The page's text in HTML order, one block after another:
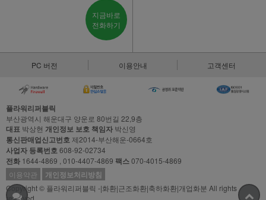
지금바로
전화하기
PC 버전 이용안내 고객센터
플라워리퍼블릭
부산광역시 해운대구 양운로 80번길 22,9층
대표 박상현 개인정보 보호 책임자 박신영
통신판매업신고번호제2014-부산해운-0664호
사업자 등록번호608-92-02734
전화 1644-4869 , 010-4407-4869 팩스070-4015-4869
이용약관
개인정보처리방침
Copyright © 플라워리퍼블릭 -|화환|근조화환|축하화환|개업화분 All rights